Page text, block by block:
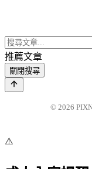
推薦文章
關閉搜尋
© 2026
⚠️